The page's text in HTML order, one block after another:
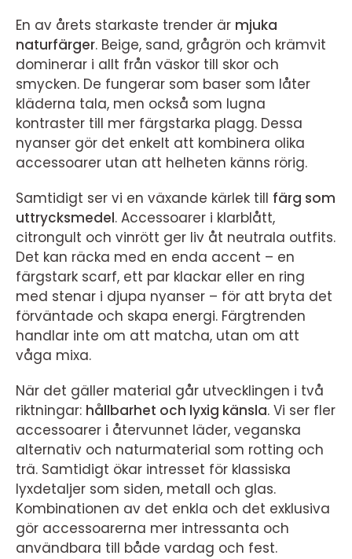
En av årets starkaste trender är mjuka
naturfärger. Beige, sand, grågrön och krämvit
dominerar i allt från väskor till skor och
smycken. De fungerar som baser som låter
kläderna tala, men också som lugna
kontraster till mer färgstarka plagg. Dessa
nyanser gör det enkelt att kombinera olika
accessoarer utan att helheten känns rörig.
Samtidigt ser vi en växande kärlek till färg som
uttrycksmedel. Accessoarer i klarblått,
citrongult och vinrött ger liv åt neutrala outfits.
Det kan räcka med en enda accent – en
färgstark scarf, ett par klackar eller en ring
med stenar i djupa nyanser – för att bryta det
förväntade och skapa energi. Färgtrenden
handlar inte om att matcha, utan om att
våga mixa.
När det gäller material går utvecklingen i två
riktningar: hållbarhet och lyxig känsla. Vi ser fler
accessoarer i återvunnet läder, veganska
alternativ och naturmaterial som rotting och
trä. Samtidigt ökar intresset för klassiska
lyxdetaljer som siden, metall och glas.
Kombinationen av det enkla och det exklusiva
gör accessoarerna mer intressanta och
användbara till både vardag och fest.